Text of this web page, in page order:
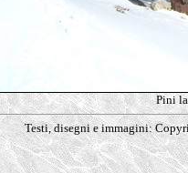
Pini
Testi, disegni e immagini: